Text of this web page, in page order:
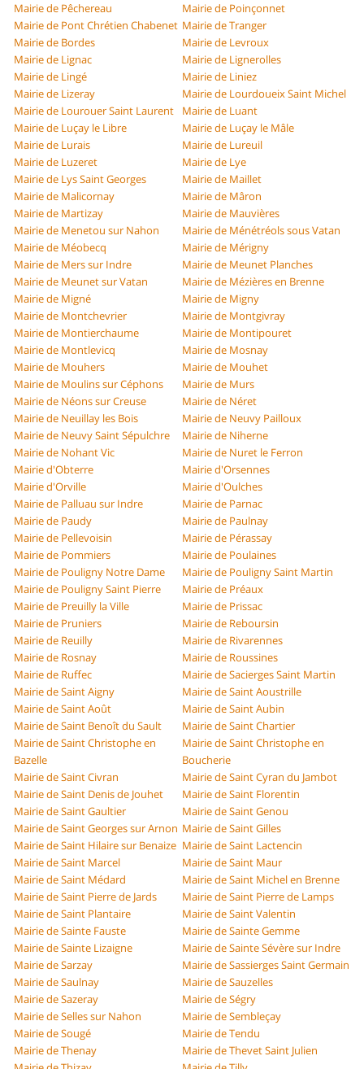
Mairie de Pêchereau
Mairie de Poinçonnet
Mairie de Pont Chrétien Chabenet Mairie de Tranger
Mairie de Bordes
Mairie de Levroux
Mairie de Lignac
Mairie de Lignerolles
Mairie de Lingé
Mairie de Liniez
Mairie de Lizeray
Mairie de Lourdoueix Saint Michel
Mairie de Lourouer Saint Laurent
Mairie de Luant
Mairie de Luçay le Libre
Mairie de Luçay le Mâle
Mairie de Lurais
Mairie de Lureuil
Mairie de Luzeret
Mairie de Lye
Mairie de Lys Saint Georges
Mairie de Maillet
Mairie de Malicornay
Mairie de Mâron
Mairie de Martizay
Mairie de Mauvières
Mairie de Menetou sur Nahon
Mairie de Ménétréols sous Vatan
Mairie de Méobecq
Mairie de Mérigny
Mairie de Mers sur Indre
Mairie de Meunet Planches
Mairie de Meunet sur Vatan
Mairie de Mézières en Brenne
Mairie de Migné
Mairie de Migny
Mairie de Montchevrier
Mairie de Montgivray
Mairie de Montierchaume
Mairie de Montipouret
Mairie de Montlevicq
Mairie de Mosnay
Mairie de Mouhers
Mairie de Mouhet
Mairie de Moulins sur Céphons
Mairie de Murs
Mairie de Néons sur Creuse
Mairie de Néret
Mairie de Neuillay les Bois
Mairie de Neuvy Pailloux
Mairie de Neuvy Saint Sépulchre
Mairie de Niherne
Mairie de Nohant Vic
Mairie de Nuret le Ferron
Mairie d'Obterre
Mairie d'Orsennes
Mairie d'Orville
Mairie d'Oulches
Mairie de Palluau sur Indre
Mairie de Parnac
Mairie de Paudy
Mairie de Paulnay
Mairie de Pellevoisin
Mairie de Pérassay
Mairie de Pommiers
Mairie de Poulaines
Mairie de Pouligny Notre Dame
Mairie de Pouligny Saint Martin
Mairie de Pouligny Saint Pierre
Mairie de Préaux
Mairie de Preuilly la Ville
Mairie de Prissac
Mairie de Pruniers
Mairie de Reboursin
Mairie de Reuilly
Mairie de Rivarennes
Mairie de Rosnay
Mairie de Roussines
Mairie de Ruffec
Mairie de Sacierges Saint Martin
Mairie de Saint Aigny
Mairie de Saint Aoustrille
Mairie de Saint Août
Mairie de Saint Aubin
Mairie de Saint Benoît du Sault
Mairie de Saint Chartier
Mairie de Saint Christophe en
Bazelle
Mairie de Saint Christophe en
Boucherie
Mairie de Saint Civran
Mairie de Saint Cyran du Jambot
Mairie de Saint Denis de Jouhet
Mairie de Saint Florentin
Mairie de Saint Gaultier
Mairie de Saint Genou
Mairie de Saint Georges sur Arnon Mairie de Saint Gilles
Mairie de Saint Hilaire sur Benaize Mairie de Saint Lactencin
Mairie de Saint Marcel
Mairie de Saint Maur
Mairie de Saint Médard
Mairie de Saint Michel en Brenne
Mairie de Saint Pierre de Jards
Mairie de Saint Pierre de Lamps
Mairie de Saint Plantaire
Mairie de Saint Valentin
Mairie de Sainte Fauste
Mairie de Sainte Gemme
Mairie de Sainte Lizaigne
Mairie de Sainte Sévère sur Indre
Mairie de Sarzay
Mairie de Sassierges Saint Germain
Mairie de Saulnay
Mairie de Sauzelles
Mairie de Sazeray
Mairie de Ségry
Mairie de Selles sur Nahon
Mairie de Sembleçay
Mairie de Sougé
Mairie de Tendu
Mairie de Thenay
Mairie de Thevet Saint Julien